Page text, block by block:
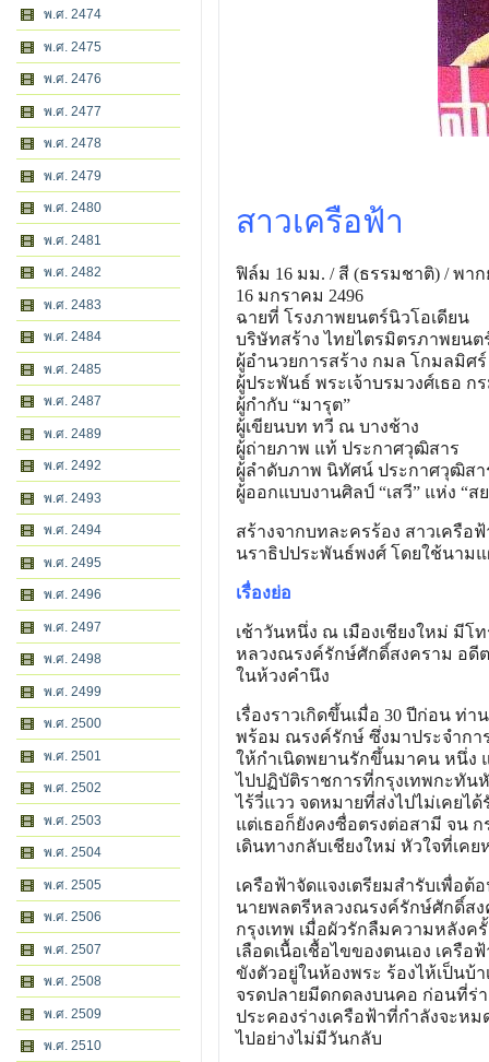
พ.ศ. 2474
พ.ศ. 2475
พ.ศ. 2476
พ.ศ. 2477
พ.ศ. 2478
พ.ศ. 2479
พ.ศ. 2480
พ.ศ. 2481
พ.ศ. 2482
พ.ศ. 2483
พ.ศ. 2484
พ.ศ. 2485
พ.ศ. 2487
พ.ศ. 2489
พ.ศ. 2492
พ.ศ. 2493
พ.ศ. 2494
พ.ศ. 2495
พ.ศ. 2496
พ.ศ. 2497
พ.ศ. 2498
พ.ศ. 2499
พ.ศ. 2500
พ.ศ. 2501
พ.ศ. 2502
พ.ศ. 2503
พ.ศ. 2504
พ.ศ. 2505
พ.ศ. 2506
พ.ศ. 2507
พ.ศ. 2508
พ.ศ. 2509
พ.ศ. 2510
สาวเครือฟ้า
ฟิล์ม 16 มม. / สี (ธรรมชาติ) / พา
16 มกราคม 2496
ฉายที่ โรงภาพยนตร์นิวโอเดียน
บริษัทสร้าง ไทยไตรมิตรภาพยนต
ผู้อํานวยการสร้าง กมล โกมลมิศร์
ผู้ประพันธ์ พระเจ้าบรมวงศ์เธอ
ผู้กํากับ “มารุต”
ผู้เขียนบท ทวี ณ บางช้าง
ผู้ถ่ายภาพ แท้ ประกาศวุฒิสาร
ผู้ลําดับภาพ นิทัศน์ ประกาศวุฒิสา
ผู้ออกแบบงานศิลป์ “เสวี” แห่ง “ส
สร้างจากบทละครร้อง สาวเครือ
นราธิปประพันธ์พงศ์ โดยใช้นามแ
เรื่องย่อ
เช้าวันหนึ่ง ณ เมืองเชียงใหม่ มีโ
หลวงณรงค์รักษ์ศักดิ์สงคราม อดี
ในห้วงคํานึง
เรื่องราวเกิดขึ้นเมื่อ 30 ปีก่อน ท่
พร้อม ณรงค์รักษ์ ซึ่งมาประจํากา
ให้กําเนิดพยานรักขึ้นมาคน หนึ่ง
ไปปฏิบัติราชการที่กรุงเทพกะทัน
ไร้วี่แวว จดหมายที่ส่งไปไม่เคยไ
แต่เธอก็ยังคงซื่อตรงต่อสามี จน
เดินทางกลับเชียงใหม่ หัวใจที่เค
เครือฟ้าจัดแจงเตรียมสํารับเพื่อ
นายพลตรีหลวงณรงค์รักษ์ศักดิ์สง
กรุงเทพ เมื่อผัวรักลืมความหลังค
เลือดเนื้อเชื้อไขของตนเอง เครื
ขังตัวอยู่ในห้องพระ ร้องไห้เป็นบ้
จรดปลายมีดกดลงบนคอ ก่อนที่ร่
ประคองร่างเครือฟ้าที่กําลังจะห
ไปอย่างไม่มีวันกลับ